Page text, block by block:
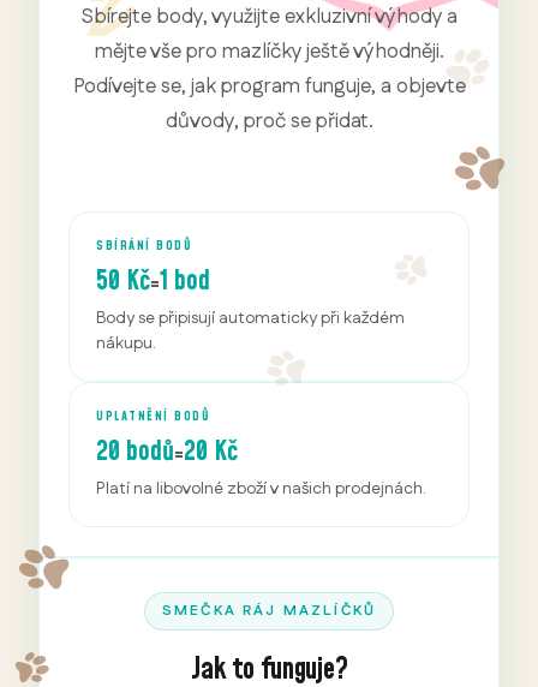
Sbírejte body, využijte exkluzivní výhody a
mějte vše pro mazlíčky ještě výhodněji.
Podívejte se, jak program funguje, a objevte
důvody, proč se přidat.
SBÍRÁNÍ BODŮ
50 Kč=1 bod
Body se připisují automaticky při každém
nákupu.
UPLATNĚNÍ BODŮ
20 bodů=20 Kč
Platí na libovolné zboží v našich prodejnách.
SMEČKA RÁJ MAZLÍČKŮ
Jak to funguje?